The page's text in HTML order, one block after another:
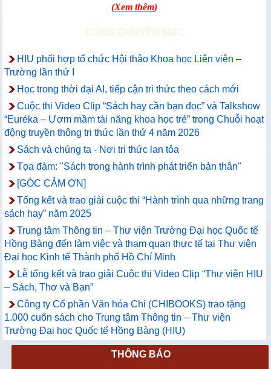
(Xem thêm)
CÙNG CHUYÊN MỤC
HIU phối hợp tổ chức Hội thảo Khoa học Liên viện –
Trường lần thứ I
Học trong thời đại AI, tiếp cận tri thức theo cách mới
Cuộc thi Video Clip “Sách hay cần bạn đọc” và Talkshow
“Euréka – Ươm mầm tài năng khoa học trẻ” trong Chuỗi hoạt
động truyền thông tri thức lần thứ 4 năm 2026
Sách và chúng ta - Nơi tri thức lan tỏa
Tọa đàm: "Sách trong hành trình phát triển bản thân"
[GÓC CẢM ƠN]
Tổng kết và trao giải cuộc thi “Hành trình qua những trang
sách hay” năm 2025
Trung tâm Thông tin – Thư viện Trường Đại học Quốc tế
Hồng Bàng đến làm việc và tham quan thực tế tại Thư viện
Đại học Kinh tế Thành phố Hồ Chí Minh
Lễ tổng kết và trao giải Cuộc thi Video Clip “Thư viện HIU
– Sách, Thơ và Bạn”
Công ty Cổ phần Văn hóa Chi (CHIBOOKS) trao tặng
1.000 cuốn sách cho Trung tâm Thông tin – Thư viện
Trường Đại học Quốc tế Hồng Bàng (HIU)
THÔNG BÁO